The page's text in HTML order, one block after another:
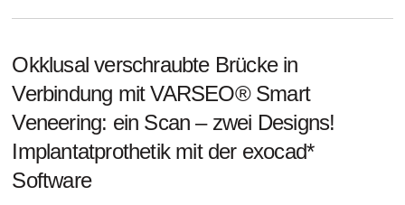
Okklusal verschraubte Brücke in
Verbindung mit VARSEO® Smart
Veneering: ein Scan – zwei Designs!
Implantatprothetik mit der exocad*
Software